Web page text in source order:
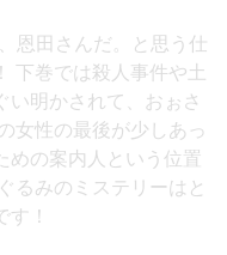
恩田さんだ。と思う仕
下巻では殺人事件や土
い明かされて、おぉさ
女性の最後が少しあっ
めの案内人という位置
るみのミステリーはと
！